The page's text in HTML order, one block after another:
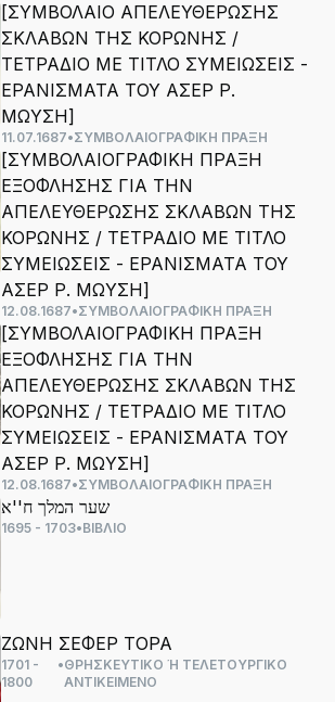
[ΣΥΜΒΟΛΑΙΟ ΑΠΕΛΕΥΘΕΡΩΣΗΣ
ΣΚΛΑΒΩΝ ΤΗΣ ΚΟΡΩΝΗΣ /
ΤΕΤΡΑΔΙΟ ΜΕ ΤΙΤΛΟ ΣΥΜΕΙΩΣΕΙΣ -
ΕΡΑΝΙΣΜΑΤΑ ΤΟΥ ΑΣΕΡ Ρ.
ΜΩΥΣΗ]
11.07.1687•ΣΥΜΒΟΛΑΙΟΓΡΑΦΙΚΗ ΠΡΑΞΗ
[ΣΥΜΒΟΛΑΙΟΓΡΑΦΙΚΗ ΠΡΑΞΗ
ΕΞΟΦΛΗΣΗΣ ΓΙΑ ΤΗΝ
ΑΠΕΛΕΥΘΕΡΩΣΗΣ ΣΚΛΑΒΩΝ ΤΗΣ
ΚΟΡΩΝΗΣ / ΤΕΤΡΑΔΙΟ ΜΕ ΤΙΤΛΟ
ΣΥΜΕΙΩΣΕΙΣ - ΕΡΑΝΙΣΜΑΤΑ ΤΟΥ
ΑΣΕΡ Ρ. ΜΩΥΣΗ]
12.08.1687•ΣΥΜΒΟΛΑΙΟΓΡΑΦΙΚΗ ΠΡΑΞΗ
[ΣΥΜΒΟΛΑΙΟΓΡΑΦΙΚΗ ΠΡΑΞΗ
ΕΞΟΦΛΗΣΗΣ ΓΙΑ ΤΗΝ
ΑΠΕΛΕΥΘΕΡΩΣΗΣ ΣΚΛΑΒΩΝ ΤΗΣ
ΚΟΡΩΝΗΣ / ΤΕΤΡΑΔΙΟ ΜΕ ΤΙΤΛΟ
ΣΥΜΕΙΩΣΕΙΣ - ΕΡΑΝΙΣΜΑΤΑ ΤΟΥ
ΑΣΕΡ Ρ. ΜΩΥΣΗ]
12.08.1687•ΣΥΜΒΟΛΑΙΟΓΡΑΦΙΚΗ ΠΡΑΞΗ
שער המלך ח''א
1695 - 1703•ΒΙΒΛΙΟ
ΖΩΝΗ ΣΕΦΕΡ ΤΟΡΑ
1701 -
1800
•ΘΡΗΣΚΕΥΤΙΚΟ Ή ΤΕΛΕΤΟΥΡΓΙΚΟ
ΑΝΤΙΚΕΙΜΕΝΟ